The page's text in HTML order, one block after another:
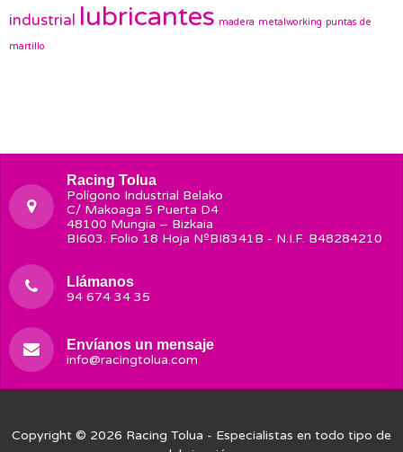
industrial lubricantes madera metalworking puntas de
martillo
Racing Tolua
Polígono Industrial Belako
C/ Makoaga 5 Puerta D4
48100 Mungia – Bizkaia
BI603. Folio 18 Hoja NºBI8341B - N.I.F. B48284210
Llámanos
94 674 34 35
Envíanos un mensaje
info@racingtolua.com
Copyright © 2026 Racing Tolua - Especialistas en todo tipo de